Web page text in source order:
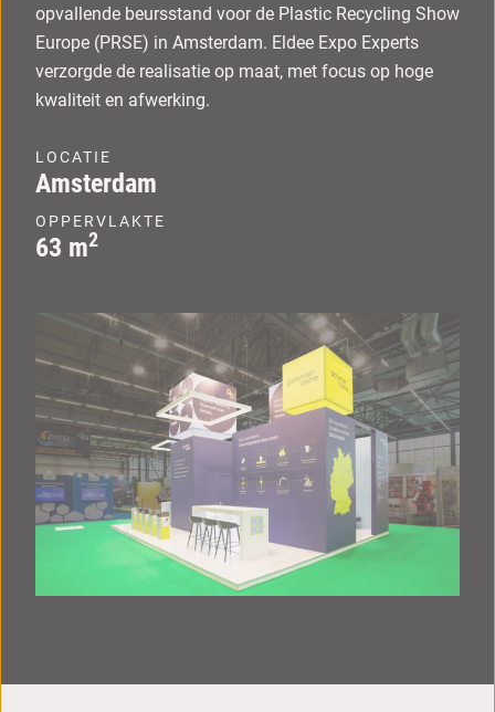
opvallende beursstand voor de Plastic Recycling Show
Europe (PRSE) in Amsterdam. Eldee Expo Experts
verzorgde de realisatie op maat, met focus op hoge
kwaliteit en afwerking.
LOCATIE
Amsterdam
OPPERVLAKTE
63 m2